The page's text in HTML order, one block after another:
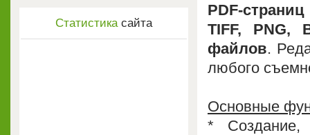
PDF-
TIFF, PNG,
файлов.
любого
Основные
* Создание,
Статистикасайта